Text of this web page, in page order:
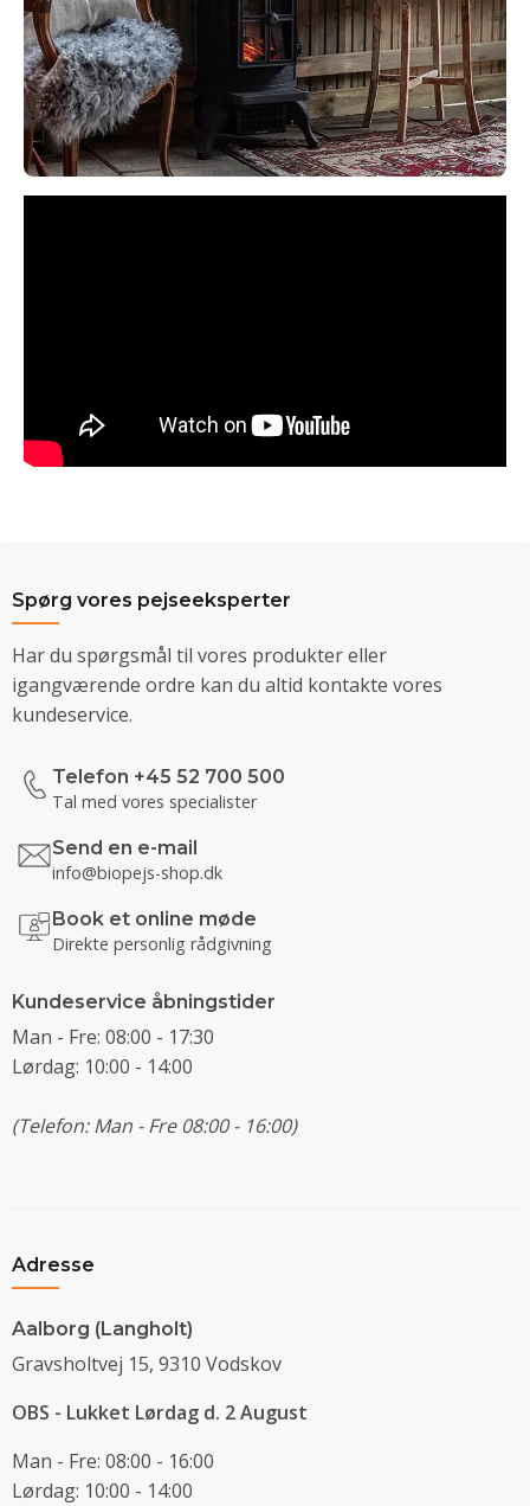
Spørg vores pejseeksperter
Har du spørgsmål til vores produkter eller
igangværende ordre kan du altid kontakte vores
kundeservice.
Telefon +45 52 700 500
Tal med vores specialister
Send en e-mail
info@biopejs-shop.dk
Book et online møde
Direkte personlig rådgivning
Kundeservice åbningstider
Man - Fre: 08:00 - 17:30
Lørdag: 10:00 - 14:00
(Telefon: Man - Fre 08:00 - 16:00)
Adresse
Aalborg (Langholt)
Gravsholtvej 15, 9310 Vodskov
OBS - Lukket Lørdag d. 2 August
Man - Fre: 08:00 - 16:00
Lørdag: 10:00 - 14:00